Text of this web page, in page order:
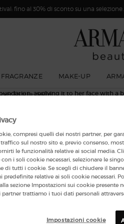
fino al 30% di sconto su una
FRAGRANZE MAKE-UP
la tua pelle
CON OGNI ORDINE
MAKE-UP
compresi quelli dei nostri partner, per
sul nostro sito e, previo consenso,
le funzionalità relative ai social media.
i soli cookie necessari, selezionare le
di tutti i cookie. Se scegli di chiudere il
predefinite relative ai soli cookie necessari.
sezione Impostazioni sui cookie presente
partner trattiamo i tuoi dati personali
Impostazioni cookie